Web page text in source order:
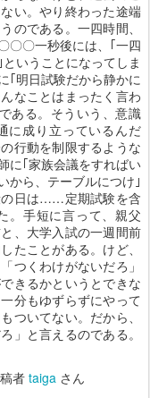
い。やり終わった途端
のである。一四時間、
〇〇一秒後には、｢一四
いうことになってしま
｢明日試験だから静かに
なことはまったく言わ
ある。そういう、意識
成り立っているんだ
行動を制限するような
に｢家族会議をすればい
から、テーブルにつけ｣
の日は……定期試験を含
。手短に言って、親父
、大学入試の一週間前
たことがある。けど、
つくわけがないだろ」
きるかというとできな
分もゆずらずにやって
ついてない。だから、
」と言えるのである。
者 taigaさん